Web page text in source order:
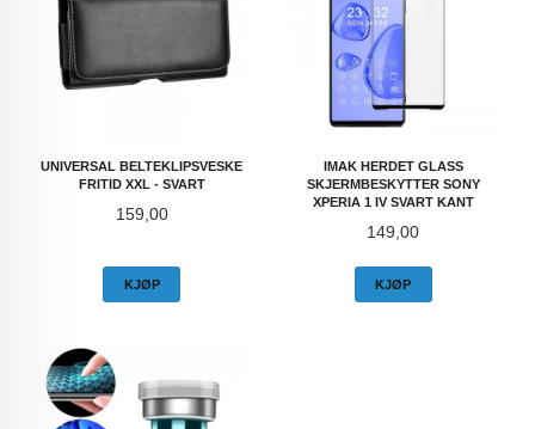
UNIVERSAL BELTEKLIPSVESKE
FRITID XXL - SVART
Pris
159,00
KJØP
IMAK HERDET GLASS
SKJERMBESKYTTER SONY
XPERIA 1 IV SVART KANT
Pris
149,00
KJØP